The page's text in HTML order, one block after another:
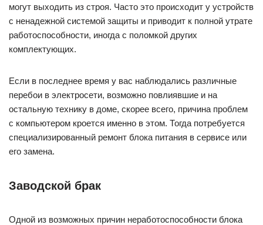
могут выходить из строя. Часто это происходит у устройств
с ненадежной системой защиты и приводит к полной утрате
работоспособности, иногда с поломкой других
комплектующих.
Если в последнее время у вас наблюдались различные
перебои в электросети, возможно повлиявшие и на
остальную технику в доме, скорее всего, причина проблем
с компьютером кроется именно в этом. Тогда потребуется
специализированный ремонт блока питания в сервисе или
его замена.
Заводской брак
Одной из возможных причин неработоспособности блока